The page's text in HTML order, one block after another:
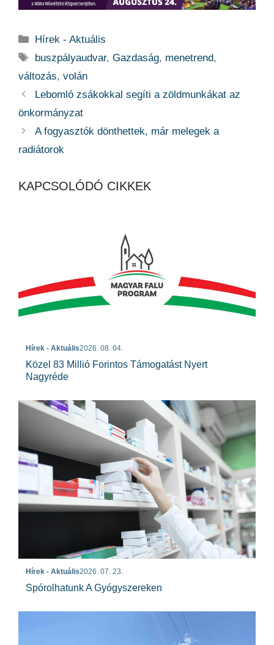
Kategória
Hírek - Aktuális
Címkék
buszpályaudvar,Gazdaság, menetrend,
változás, volán
Lebomló zsákokkal segíti a zöldmunkákat az
önkormányzat
A fogyasztók dönthettek, már melegek a
radiátorok
KAPCSOLÓDÓ CIKKEK
Hírek - Aktuális2026. 08. 04.
Közel 83 Millió Forintos Támogatást Nyert
Nagyréde
Hírek - Aktuális2026. 07. 23.
Spórolhatunk A Gyógyszereken